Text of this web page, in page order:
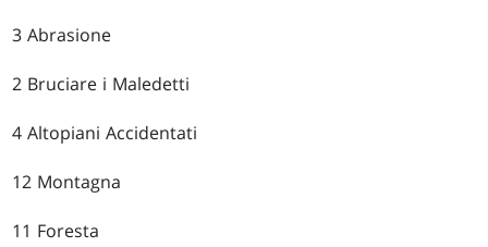
3 Abrasione
2 Bruciare i Maledetti
4 Altopiani Accidentati
12 Montagna
11 Foresta